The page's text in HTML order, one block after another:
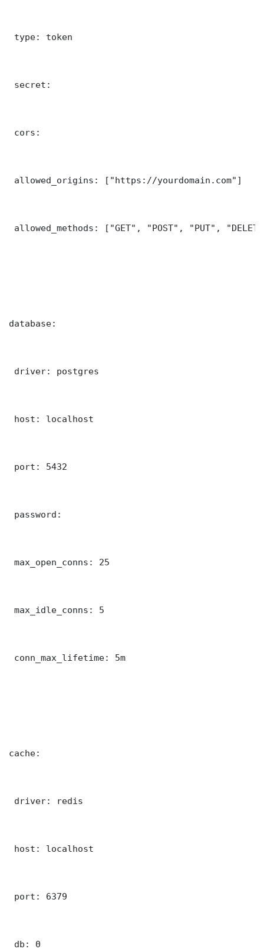
type: token
secret:
cors:
allowed_origins: ["https://yourdomain.com"]
allowed_methods: ["GET", "POST", "PUT",
database:
driver: postgres
host: localhost
port: 5432
password:
max_open_conns: 25
max_idle_conns: 5
conn_max_lifetime: 5m
cache:
driver: redis
host: localhost
port: 6379
db: 0